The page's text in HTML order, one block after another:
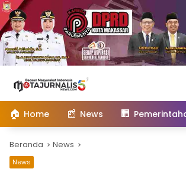
konten
🏠 Home 📰 News 🏢
Beranda News
News